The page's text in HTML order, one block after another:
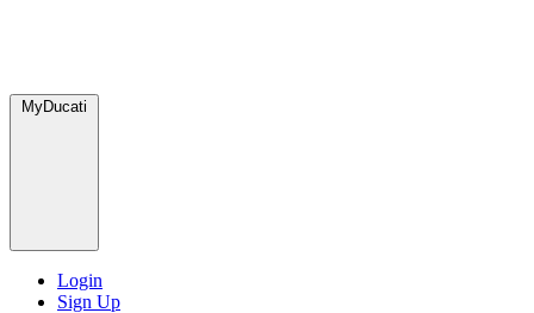
MyDucati
Login
Sign Up